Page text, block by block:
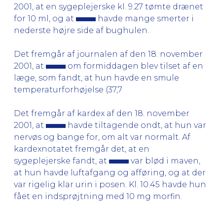
2001, at en sygeplejerske kl. 9.27 tømte drænet
for 10 ml, og at
havde mange smerter i
nederste højre side af bughulen.
Det fremgår af journalen af den 18. november
2001, at
om formiddagen blev tilset af en
læge, som fandt, at hun havde en smule
temperaturforhøjelse (37,7
Det fremgår af kardex af den 18. november
2001, at
havde tiltagende ondt, at hun var
nervøs og bange for, om alt var normalt. Af
kardexnotatet fremgår det, at en
sygeplejerske fandt, at
var blød i maven,
at hun havde luftafgang og afføring, og at der
var rigelig klar urin i posen. Kl. 10.45 havde hun
fået en indsprøjtning med 10 mg morfin.